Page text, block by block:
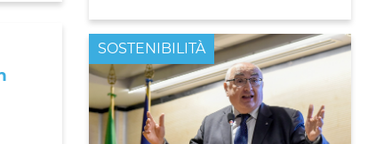
PRIMO PIANO
SOSTENIBILITÀ